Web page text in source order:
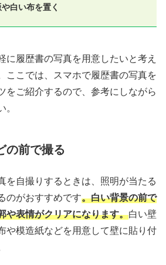
白い布を置く
に履歴書の写真を用意したいと考え
ここでは、スマホで履歴書の写真を
をご紹介するので、参考にしながら
の前で撮る
を自撮りするときは、照明が当たる
のがおすすめです。白い背景の前で
や表情がクリアになります。白い壁
や模造紙などを用意して壁に貼り付